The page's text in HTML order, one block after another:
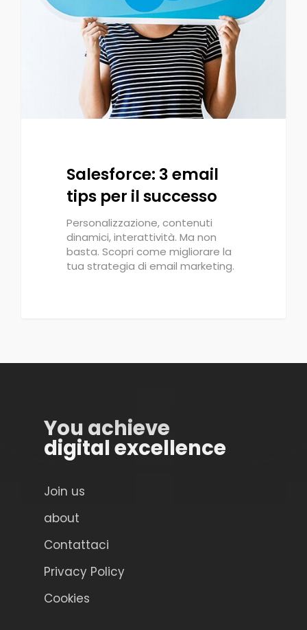
Salesforce: 3 email
tips per il successo
Personalizzazione, contenuti
dinamici, interattività. Ma non
basta. Scopri come migliorare la
tua strategia di email marketing.
You achieve
digital excellence
Join us
about
Contattaci
Privacy Policy
Cookies